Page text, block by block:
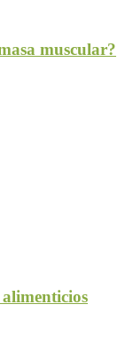
muscular?
alimenticios